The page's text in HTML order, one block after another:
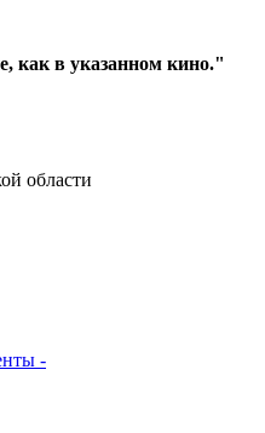
как в указанном кино."
-